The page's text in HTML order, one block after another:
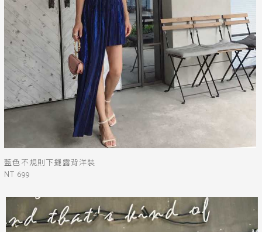
藍色不規則下擺露背洋裝
NT 699